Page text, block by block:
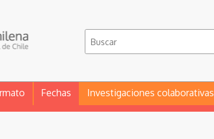
Fechas Investigaciones colaborativas